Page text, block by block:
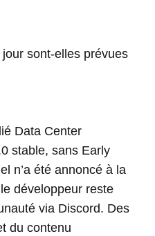
sont-elles prévues
Data Center
stable, sans Early
n’a été annoncé à la
développeur reste
via Discord. Des
du contenu